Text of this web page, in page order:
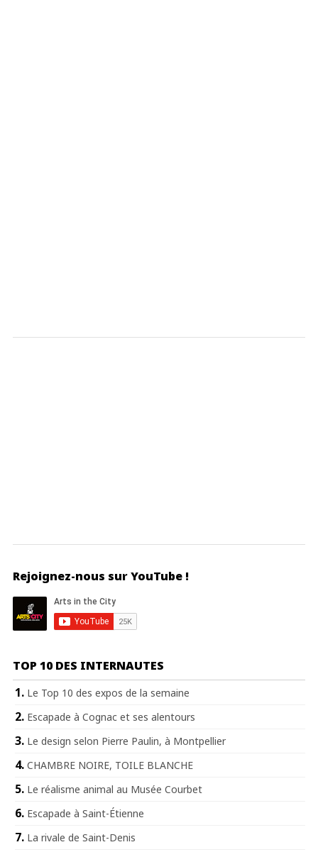
Rejoignez-nous sur YouTube !
TOP 10 DES INTERNAUTES
Le Top 10 des expos de la semaine
Escapade à Cognac et ses alentours
Le design selon Pierre Paulin, à Montpellier
CHAMBRE NOIRE, TOILE BLANCHE
Le réalisme animal au Musée Courbet
Escapade à Saint-Étienne
La rivale de Saint-Denis